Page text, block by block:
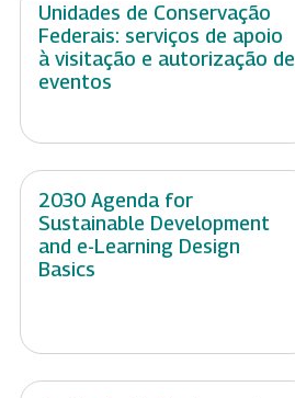
Unidades de Conservação
Federais: serviços de apoio
à visitação e autorização de
eventos
2030 Agenda for
Sustainable Development
and e-Learning Design
Basics